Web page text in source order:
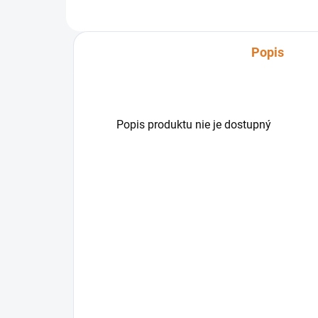
Popis
Popis produktu nie je dostupný